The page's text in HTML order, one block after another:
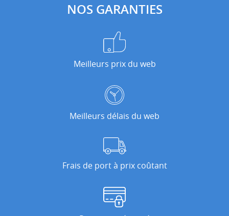
NOS GARANTIES
Meilleurs prix du web
Meilleurs délais du web
Frais de port à prix coûtant